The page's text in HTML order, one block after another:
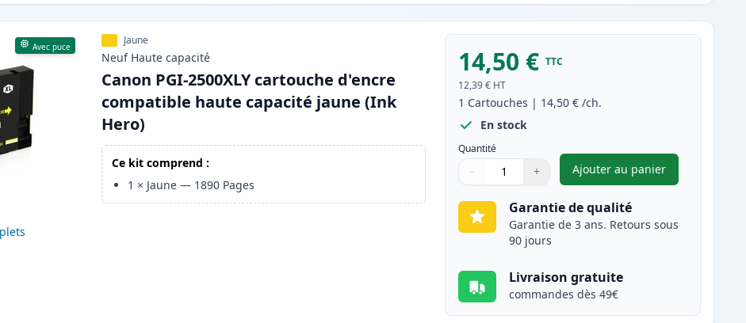
Avec puce Jaune
Neuf Haute capacité
Canon PGI-2500XLY cartouche d'encre
compatible haute capacité jaune (Ink
Hero)
Ce kit comprend :
1 × Jaune — 1890 Pages
14,50 € TTC
12,39 € HT
1 Cartouches | 14,50 € /ch.
En stock
Quantité
Quantité
Utilisez les boutons pour ajuster
− +
Quantité
Ajouter au panier
,Canon PGI-2500XLY
Garantie de qualité
Garantie de 3 ans. Retours sous
90 jours
Livraison gratuite
commandes dès 49€